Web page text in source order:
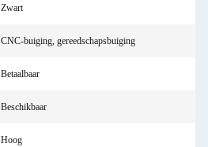
Zwart
CNC-buiging, gereedschapsbuiging
Betaalbaar
Beschikbaar
Hoog